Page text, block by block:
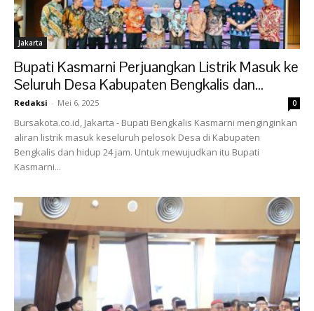
Jakarta
Bupati Kasmarni Perjuangkan Listrik Masuk ke
Seluruh Desa Kabupaten Bengkalis dan...
Redaksi - Mei 6, 2025 0
Bursakota.co.id, Jakarta - Bupati Bengkalis Kasmarni menginginkan
aliran listrik masuk keseluruh pelosok Desa di Kabupaten
Bengkalis dan hidup 24 jam. Untuk mewujudkan itu Bupati
Kasmarni...